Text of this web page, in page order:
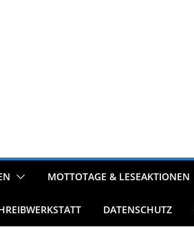
MOTTOTAGE & LESEAKTIONEN
DATENSCHUTZ